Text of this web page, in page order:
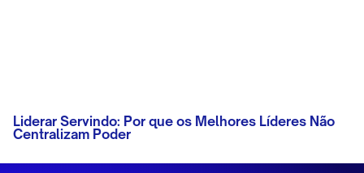
Liderar Servindo: Por que os Melhores Líderes Não
Centralizam Poder